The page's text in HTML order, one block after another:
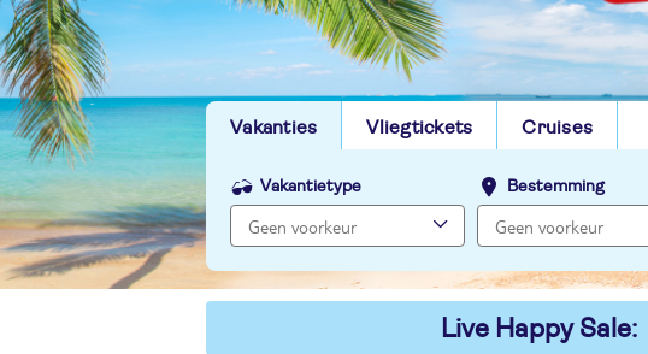
Vakanties Vliegtickets Cruises
Vakantietype Bestemming
Live Happy Sale: